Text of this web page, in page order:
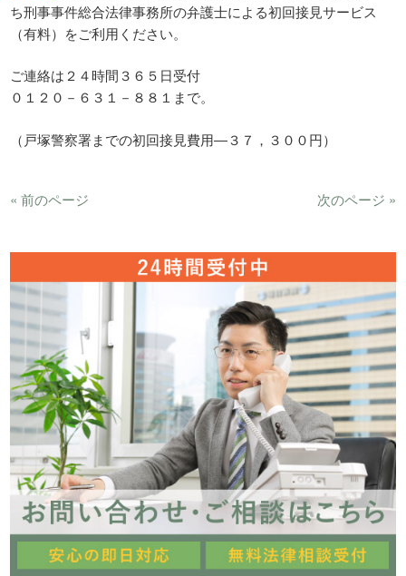
ち刑事事件総合法律事務所の弁護士による初回接見サービス
（有料）をご利用ください。
ご連絡は２４時間３６５日受付
０１２０－６３１－８８１まで。
（戸塚警察署までの初回接見費用―３７，３００円）
« 前のページ 次のページ »